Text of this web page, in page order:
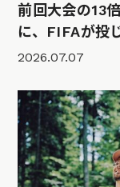
前回大会の13
に、FIFAが投
2026.07.07